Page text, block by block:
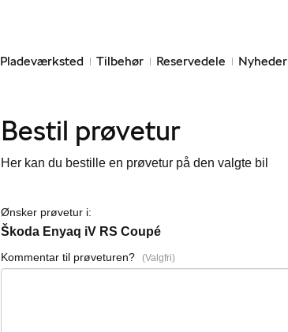
Pladeværksted Tilbehør Reservedele Nyheder
Bestil prøvetur
Her kan du bestille en prøvetur på den valgte bil
Ønsker prøvetur i:
Škoda Enyaq iV RS Coupé
Kommentar til prøveturen?